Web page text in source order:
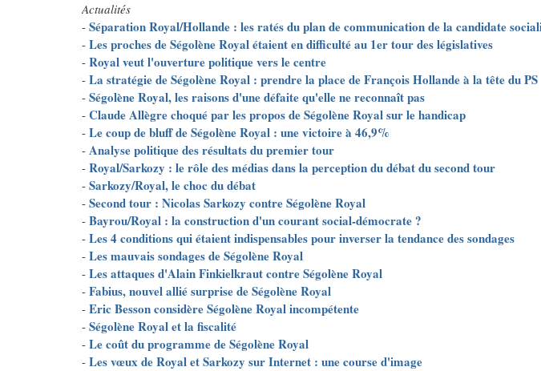
Actualités
- Séparation Royal/Hollande : les ratés du plan de communication de la candidate
- Les proches de Ségolène Royal étaient en difficulté au 1er tour des législatives
- Royal veut l'ouverture politique vers le centre
- La stratégie de Ségolène Royal : prendre la place de François Hollande à la tête du PS
- Ségolène Royal, les raisons d'une défaite qu'elle ne reconnaît pas
- Claude Allègre choqué par les propos de Ségolène Royal sur le handicap
- Le coup de bluff de Ségolène Royal : une victoire à 46,9%
- Analyse politique des résultats du premier tour
- Royal/Sarkozy : le rôle des médias dans la perception du débat du second tour
- Sarkozy/Royal, le choc du débat
- Second tour : Nicolas Sarkozy contre Ségolène Royal
- Bayrou/Royal : la construction d'un courant social-démocrate ?
- Les 4 conditions qui étaient indispensables pour inverser la tendance des sondages
- Les mauvais sondages de Ségolène Royal
- Les attaques d'Alain Finkielkraut contre Ségolène Royal
- Fabius, nouvel allié surprise de Ségolène Royal
- Eric Besson considère Ségolène Royal incompétente
- Ségolène Royal et la fiscalité
- Le coût du programme de Ségolène Royal
- Les vœux de Royal et Sarkozy sur Internet : une course d'image